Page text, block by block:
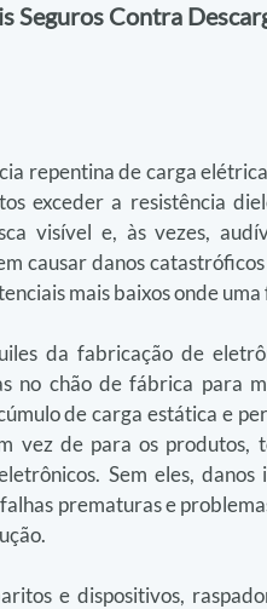
Seguros Contra
repentina de carga
exceder a resistência
visível e, às vezes,
causar danos
mais baixos onde
da fabricação de
no chão de fábrica para
de carga estática e
vez de para os produtos,
Sem eles,
prematuras e
e dispositivos,